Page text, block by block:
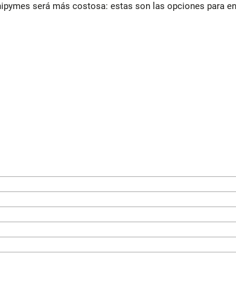
será más costosa: estas son las opciones para